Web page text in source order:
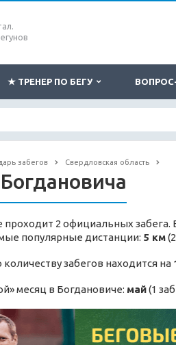
★ ТРЕНЕР ПО БЕГУ
забегов Свердловская область
проходит 2 официальных забега.
популярные дистанции: 5 км
забегов находится на
месяц в Богдановиче: май(1